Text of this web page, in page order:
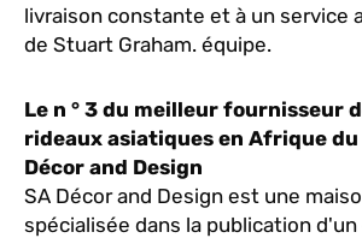
livraison constante et à un service
de Stuart Graham. équipe.
Le n ° 3 du meilleur fournisseur
rideaux asiatiques en Afrique du
Décor and Design
SA Décor and Design est une
spécialisée dans la publication d'un